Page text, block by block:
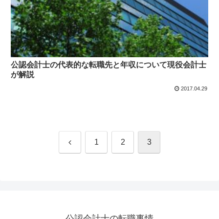
公認会計士の代表的な転職先と年収について現役会計士
が解説
2017.04.29
前 1 2 3